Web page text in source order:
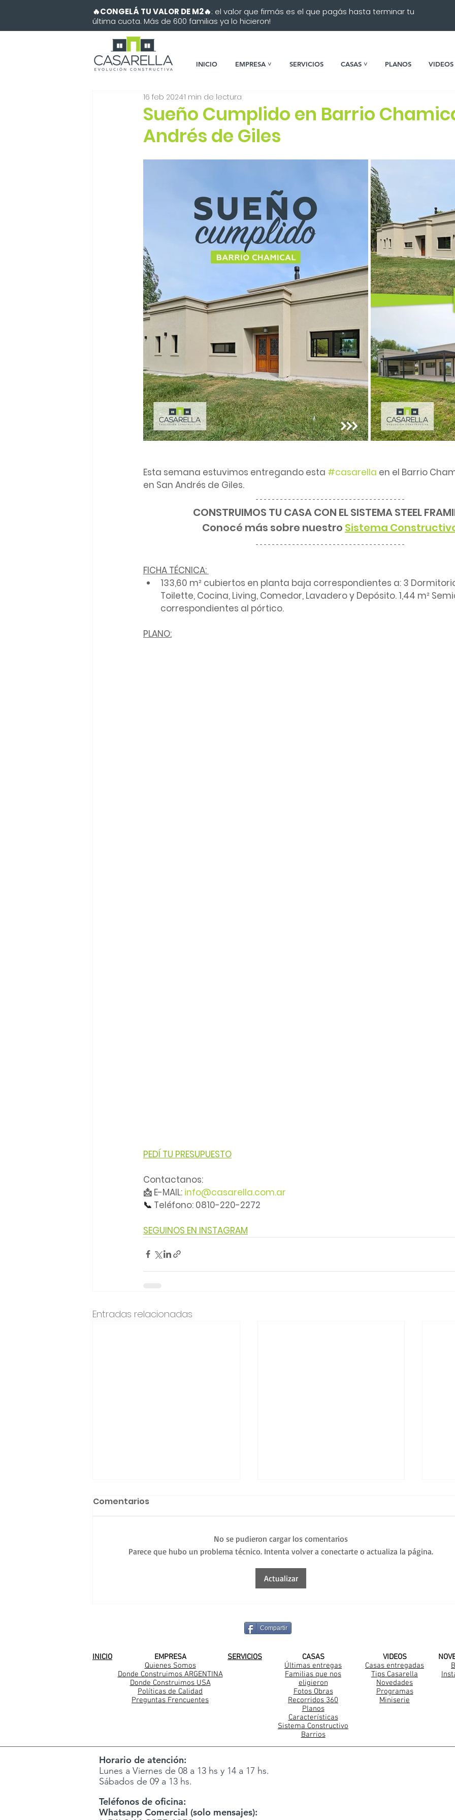
🔥CONGELÁ TU VALOR DE M2🔥: el valor que firmás es el que pagás hasta terminar tu
última cuota. Más de 600 familias ya lo hicieron!
INICIO EMPRESA ˅ SERVICIOS CASAS ˅ PLANOS VIDEOS
Sueño Cumplido en Barrio
Andrés de Giles
16 feb 20241 min de lectura
Esta semana estuvimos entregando esta #casarella en el Barrio
en San Andrés de Giles.
CONSTRUIMOS TU CASA CON EL SISTEMA STEEL
Conocé más sobre nuestro Sistema
FICHA TÉCNICA:
133,60 m² cubiertos en planta baja correspondientes a: 3
Toilette, Cocina, Living, Comedor, Lavadero y Depósito. 1,44 m²
correspondientes al pórtico.
PLANO:
PEDÍ TU PRESUPUESTO
Contactanos:
📩 E-MAIL: info@casarella.com.ar
📞 Teléfono: 0810-220-2272
SEGUINOS EN INSTAGRAM
Entradas relacionadas
Sueño Cumplido en La
Comentarios
No se pudieron cargar los comentarios
Parece que hubo un problema técnico. Intenta volver a conectarte o actualiza la página.
Actualizar
Compartir
Construccion Steel Frame
INICIO
EMPRESA
Quienes Somos
Donde Construimos ARGENTINA
Donde Construimos USA
Políticas de Calidad
Preguntas Frencuentes
SERVICIOS
CASAS
Últimas entregas
Familias que nos
eligieron
Fotos Obras
Recorridos 360
Planos
Características
Sistema Constructivo
Barrios
VIDEOS
Casas entregadas
Tips Casarella
Novedades
Programas
Miniserie
Horario de atención:
Lunes a Viernes de 08 a 13 hs y 14 a 17 hs.
Sábados de 09 a 13 hs.
Teléfonos de oficina:
Whatsapp Comercial (solo mensajes):